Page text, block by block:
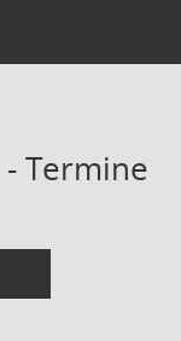
Termine